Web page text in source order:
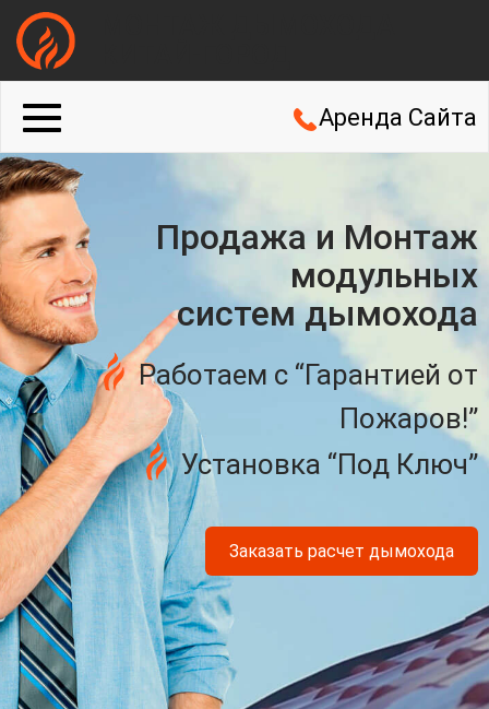
Аренда Сайта
Продажа и Монтаж
модульных
систем дымохода
Работаем с “Гарантией от
Пожаров!”
Установка “Под Ключ”
Заказать расчет дымохода